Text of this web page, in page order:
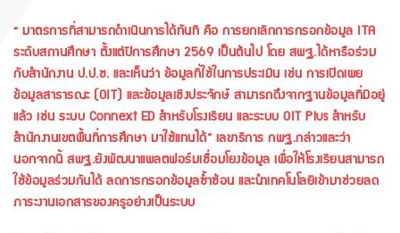
“ มาตรการที่สามารถดำเนินการได้ทันที คือ การยกเลิกการกรอกข้อมูล ITA
ระดับสถานศึกษา ตั้งแต่ปีการศึกษา 2569 เป็นต้นไป โดย สพฐ.ได้หารือร่วม
กับสำนักงาน ป.ป.ช. และเห็นว่า ข้อมูลที่ใช้ในการประเมิน เช่น การเปิดเผย
ข้อมูลสาธารณะ (OIT) และข้อมูลเชิงประจักษ์ สามารถดึงจากฐานข้อมูลที่มีอยู่
แล้ว เช่น ระบบ Connext ED สำหรับโรงเรียน และระบบ OIT Plus สำหรับ
สำนักงานเขตพื้นที่การศึกษา มาใช้แทนได้” เลขาธิการ กพฐ.กล่าวและว่า
นอกจากนี้ สพฐ.ยังพัฒนาแพลตฟอร์มเชื่อมโยงข้อมูล เพื่อให้โรงเรียนสามารถ
ใช้ข้อมูลร่วมกันได้ ลดการกรอกข้อมูลซ้ำซ้อน และนำเทคโนโลยีเข้ามาช่วยลด
ภาระงานเอกสารของครูอย่างเป็นระบบ